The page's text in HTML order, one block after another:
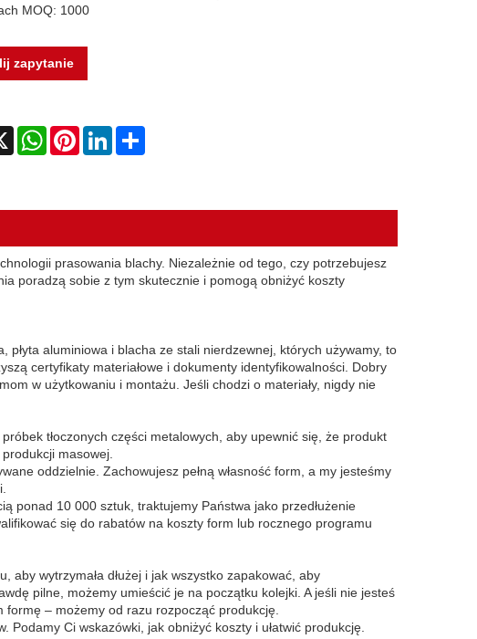
MOQ: 1000
zapytanie
X WhatsAppPinterestLinkedInShare
prasowania blachy. Niezależnie od tego, czy potrzebujesz
poradzą sobie z tym skutecznie i pomogą obniżyć koszty
aluminiowa i blacha ze stali nierdzewnej, których używamy, to
certyfikaty materiałowe i dokumenty identyfikowalności. Dobry
w użytkowaniu i montażu. Jeśli chodzi o materiały, nigdy nie
tłoczonych części metalowych, aby upewnić się, że produkt
masowej.
oddzielnie. Zachowujesz pełną własność form, a my jesteśmy
ponad 10 000 sztuk, traktujemy Państwa jako przedłużenie
się do rabatów na koszty form lub rocznego programu
aby wytrzymała dłużej i jak wszystko zapakować, aby
pilne, możemy umieścić je na początku kolejki. A jeśli nie jesteś
– możemy od razu rozpocząć produkcję.
Ci wskazówki, jak obniżyć koszty i ułatwić produkcję.